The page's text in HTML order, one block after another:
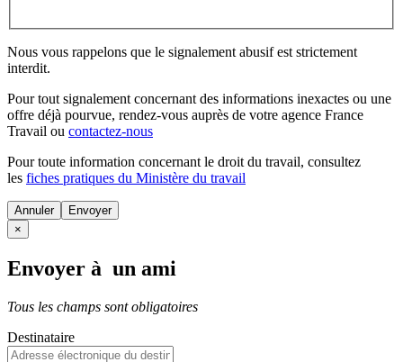
Nous vous rappelons que le signalement abusif est strictement
interdit.
Pour tout signalement concernant des informations inexactes ou une
offre déjà pourvue, rendez-vous auprès de votre agence France
Travail ou contactez-nous
Pour toute information concernant le droit du travail, consultez
les fiches pratiques du Ministère du travail
Annuler
×
Envoyer à un ami
Tous les champs sont obligatoires
Destinataire